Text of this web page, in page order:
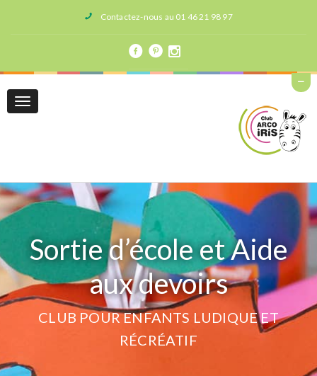
Contactez-nous au 01 46 21 98 97
navigation
Sortie d’école et Aide
aux devoirs
CLUB POUR ENFANTS LUDIQUE ET
RÉCRÉATIF